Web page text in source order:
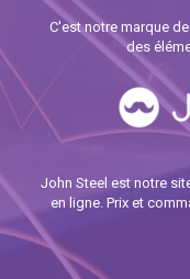
C'est notre marque
des
John Steel est notre
en ligne. Prix et